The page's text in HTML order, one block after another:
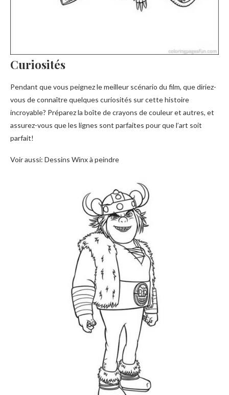
Curiosités
Pendant que vous peignez le meilleur scénario du film, que diriez-
vous de connaître quelques curiosités sur cette histoire
incroyable? Préparez la boîte de crayons de couleur et autres, et
assurez-vous que les lignes sont parfaites pour que l’art soit
parfait!
Voir aussi: Dessins Winx à peindre